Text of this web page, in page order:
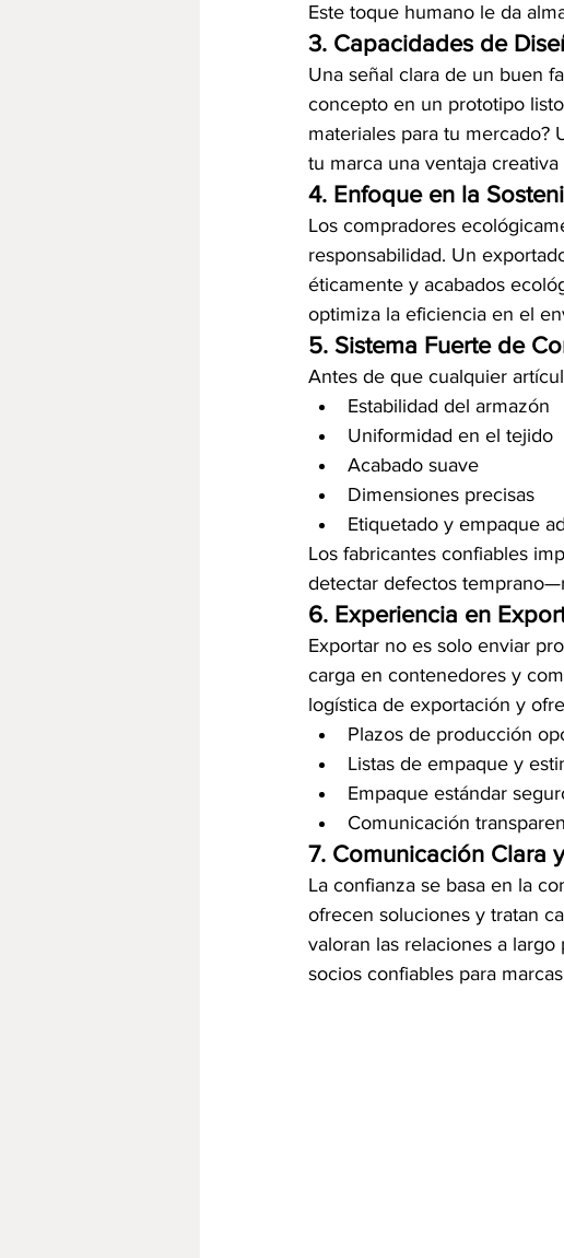
Este toque humano le da
3. Capacidades de
Una señal clara de un buen
concepto en un prototipo
materiales para tu mercado?
tu marca una ventaja
4. Enfoque en la
Los compradores
responsabilidad. Un
éticamente y acabados
optimiza la eficiencia en el
5. Sistema Fuerte de
Antes de que cualquier
Estabilidad del armazón
Uniformidad en el tejido
Acabado suave
Dimensiones precisas
Etiquetado y empaque
Los fabricantes confiables
detectar defectos
6. Experiencia en
Exportar no es solo enviar
carga en contenedores y
logística de exportación y
Plazos de producción
Listas de empaque y
Empaque estándar
Comunicación
7. Comunicación Clara
La confianza se basa en la
ofrecen soluciones y tratan
valoran las relaciones a
socios confiables para